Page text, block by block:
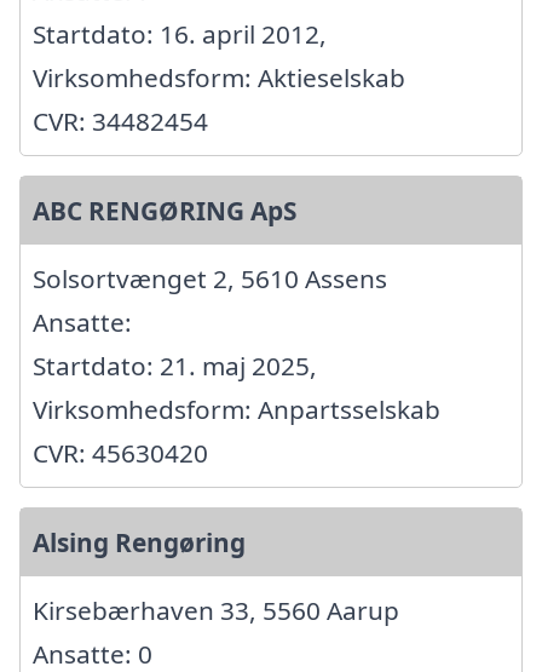
Startdato: 16. april 2012,
Virksomhedsform: Aktieselskab
CVR: 34482454
ABC RENGØRING ApS
Solsortvænget 2, 5610 Assens
Ansatte:
Startdato: 21. maj 2025,
Virksomhedsform: Anpartsselskab
CVR: 45630420
Alsing Rengøring
Kirsebærhaven 33, 5560 Aarup
Ansatte: 0